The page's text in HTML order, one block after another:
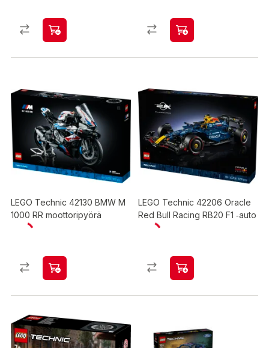
LEGO Technic 42130 BMW M
1000 RR moottoripyörä
LEGO Technic 42206 Oracle
Red Bull Racing RB20 F1 ‑auto